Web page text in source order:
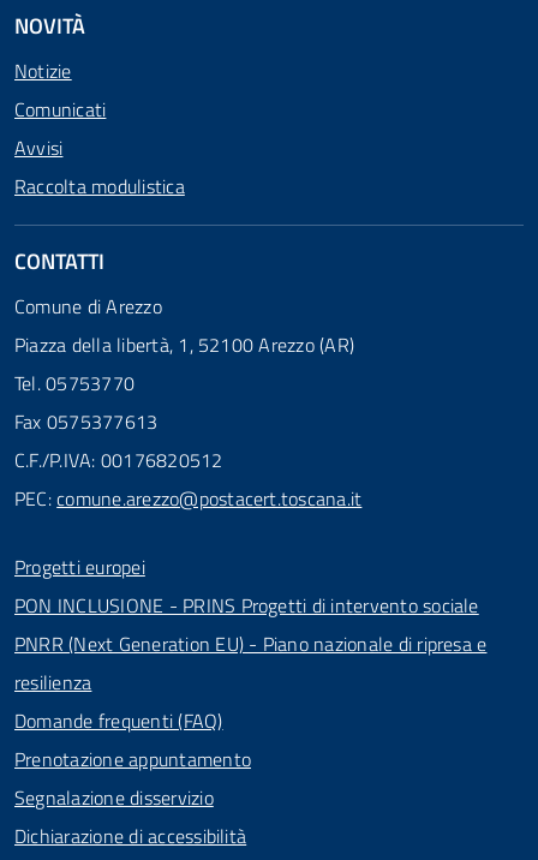
NOVITÀ
Notizie
Comunicati
Avvisi
Raccolta modulistica
CONTATTI
Comune di Arezzo
Piazza della libertà, 1, 52100 Arezzo (AR)
Tel. 05753770
Fax 0575377613
C.F./P.IVA: 00176820512
PEC:comune.arezzo@postacert.toscana.it
Progetti europei
PON INCLUSIONE - PRINS Progetti di intervento sociale
PNRR (Next Generation EU) - Piano nazionale di ripresa e
resilienza
Domande frequenti (FAQ)
Prenotazione appuntamento
Segnalazione disservizio
Dichiarazione di accessibilità